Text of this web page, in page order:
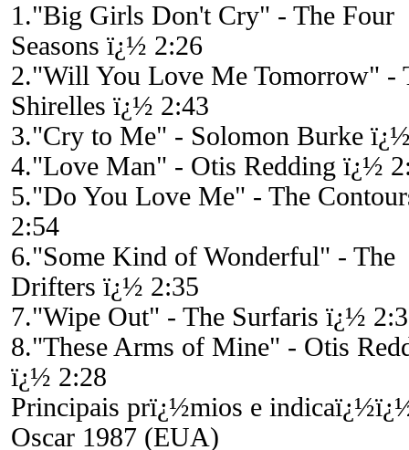
1."Big Girls Don't Cry" - The Four
Seasons ï¿½ 2:26
2."Will You Love Me Tomorrow" -
Shirelles ï¿½ 2:43
3."Cry to Me" - Solomon Burke
4."Love Man" - Otis Redding ï¿½
5."Do You Love Me" - The
2:54
6."Some Kind of Wonderful" - The
Drifters ï¿½ 2:35
7."Wipe Out" - The Surfaris ï¿½
8."These Arms of Mine" - Otis
ï¿½ 2:28
Principais prï¿½mios e
Oscar 1987 (EUA)